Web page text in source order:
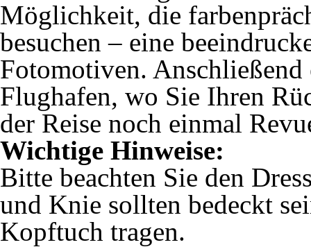
Möglichkeit, die
besuchen – eine
Fotomotiven.
Flughafen, wo Sie Ihren
der Reise noch einmal
Wichtige Hinweise:
Bitte beachten Sie den
und Knie sollten bedeckt
Kopftuch tragen.